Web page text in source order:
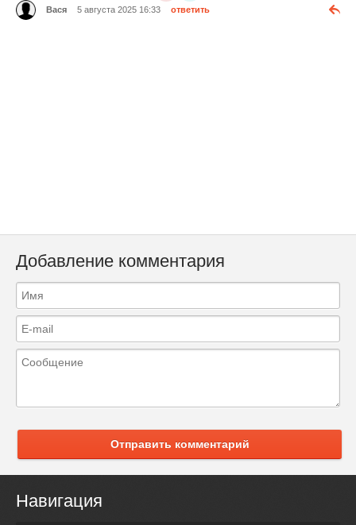
Вася 5 августа 2025 16:33 ответить
Добавление комментария
Отправить комментарий
Навигация